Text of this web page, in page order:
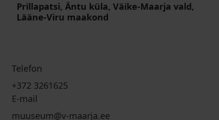
Prillapatsi, Äntu küla, Väike-Maarja vald,
Lääne-Viru maakond
Telefon
+372 3261625
E-mail
muuseum@v-maarja.ee